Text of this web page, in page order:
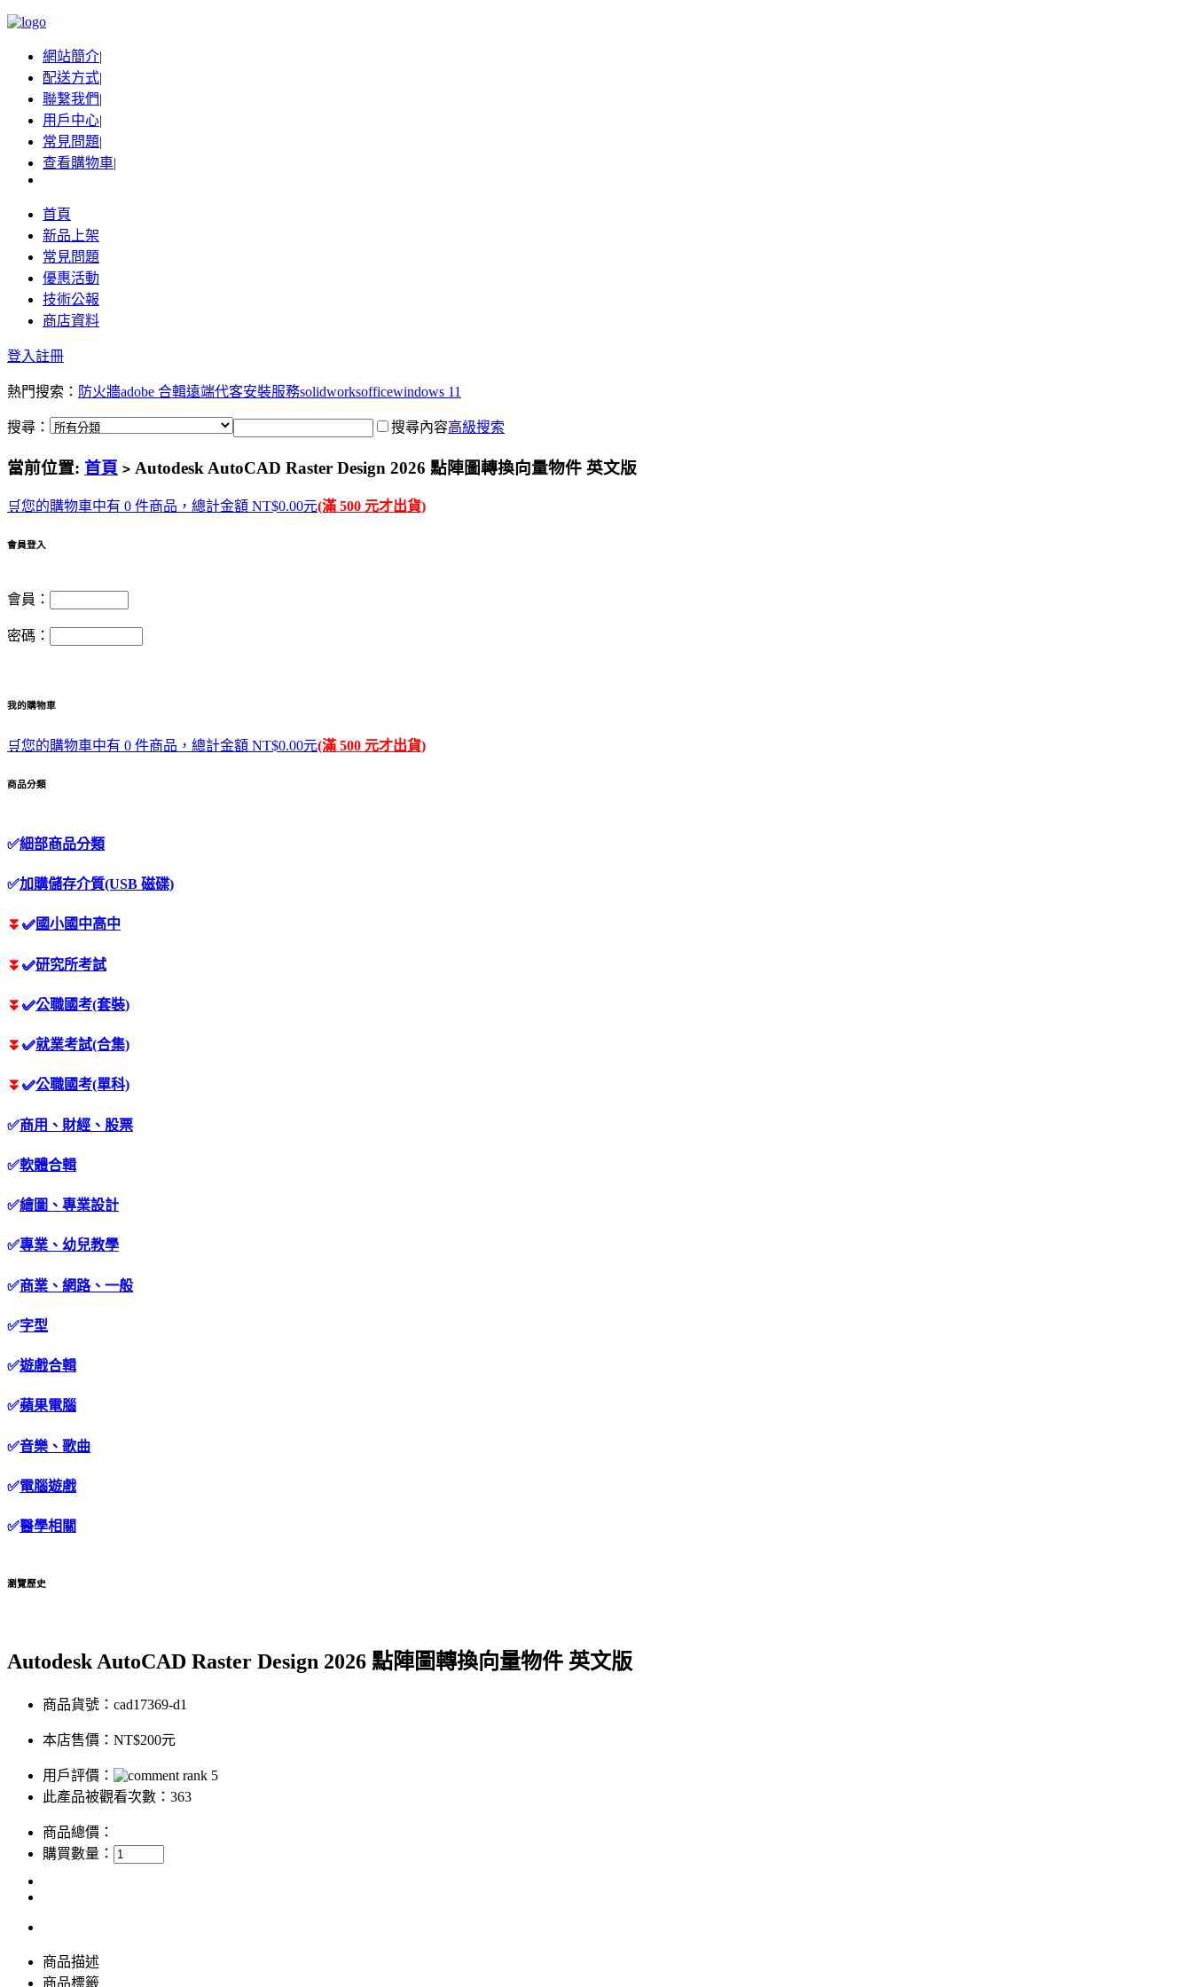
網站簡介|
配送方式|
聯繫我們|
用戶中心|
常見問題|
查看購物車|
首頁
新品上架
常見問題
優惠活動
技術公報
商店資料
登入註冊
熱門搜索： 防火牆adobe 合輯遠端代客安裝服務solidworksofficewindows 11
搜尋： 搜尋內容高級搜索
當前位置: 首頁 > Autodesk AutoCAD Raster Design 2026 點陣圖轉換向量物件 英文版
🛒您的購物車中有 0 件商品，總計金額 NT$0.00元(滿 500 元才出貨)
會員登入
會員：
密碼：
我的購物車
🛒您的購物車中有 0 件商品，總計金額 NT$0.00元(滿 500 元才出貨)
商品分類
✅細部商品分類
✅加購儲存介質(USB 磁碟)
⏬ ✅國小國中高中
⏬ ✅研究所考試
⏬ ✅公職國考(套裝)
⏬ ✅就業考試(合集)
⏬ ✅公職國考(單科)
✅商用、財經、股票
✅軟體合輯
✅繪圖、專業設計
✅專業、幼兒教學
✅商業、網路、一般
✅字型
✅遊戲合輯
✅蘋果電腦
✅音樂、歌曲
✅電腦遊戲
✅醫學相關
瀏覽歷史
Autodesk AutoCAD Raster Design 2026 點陣圖轉換向量物件 英文版
商品貨號：cad17369-d1
本店售價： NT$200元
用戶評價：
此產品被觀看次數：363
商品總價：
購買數量：
商品描述
商品標籤